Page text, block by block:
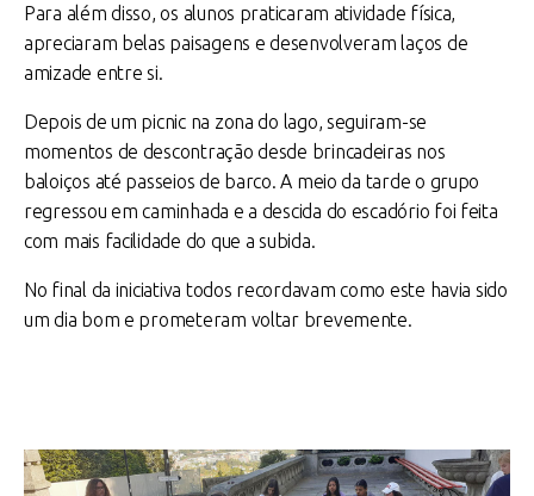
Para além disso, os alunos praticaram atividade física,
apreciaram belas paisagens e desenvolveram laços de
amizade entre si.
Depois de um picnic na zona do lago, seguiram-se
momentos de descontração desde brincadeiras nos
baloiços até passeios de barco. A meio da tarde o grupo
regressou em caminhada e a descida do escadório foi feita
com mais facilidade do que a subida.
No final da iniciativa todos recordavam como este havia sido
um dia bom e prometeram voltar brevemente.